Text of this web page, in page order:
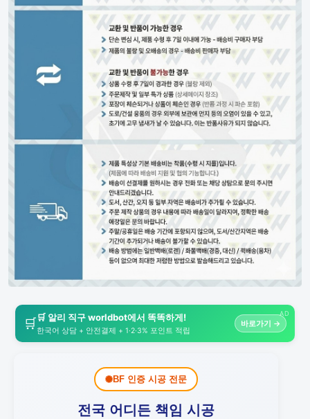
AD
🛒🛒 알리 직구 worldbot에서 똑똑하게!
한국어 상담 + 안전결제 + 1·2·3% 포인트 적립
바로가기 →
BF 인증 시공 전문
전국 어디든 책임 시공